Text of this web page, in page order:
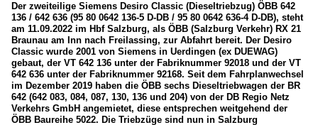
Der zweiteilige Siemens Desiro Classic (Dieseltriebzug) ÖBB 642
136 / 642 636 (95 80 0642 136-5 D-DB / 95 80 0642 636-4 D-DB), steht
am 11.09.2022 im Hbf Salzburg, als ÖBB (Salzburg Verkehr) RX 21
Braunau am Inn nach Freilassing, zur Abfahrt bereit. Der Desiro
Classic wurde 2001 von Siemens in Uerdingen (ex DUEWAG)
gebaut, der VT 642 136 unter der Fabriknummer 92018 und der VT
642 636 unter der Fabriknummer 92168. Seit dem Fahrplanwechsel
im Dezember 2019 haben die ÖBB sechs Dieseltriebwagen der BR
642 (642 083, 084, 087, 130, 136 und 204) von der DB Regio Netz
Verkehrs GmbH angemietet, diese entsprechen weitgehend der
ÖBB Baureihe 5022. Die Triebzüge sind nun in Salzburg